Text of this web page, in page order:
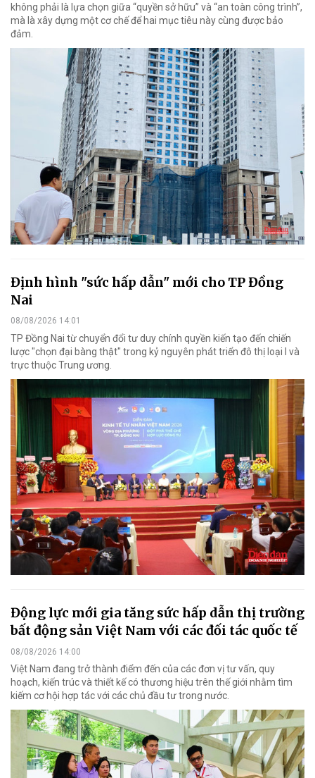
không phải là lựa chọn giữa “quyền sở hữu” và “an toàn công trình”,
mà là xây dựng một cơ chế để hai mục tiêu này cùng được bảo
đảm.
Định hình "sức hấp dẫn" mới cho TP Đồng
Nai
08/08/2026 14:01
TP Đồng Nai từ chuyển đổi tư duy chính quyền kiến tạo đến chiến
lược "chọn đại bàng thật" trong kỷ nguyên phát triển đô thị loại I và
trực thuộc Trung ương.
Động lực mới gia tăng sức hấp dẫn thị trường
bất động sản Việt Nam với các đối tác quốc tế
08/08/2026 14:00
Việt Nam đang trở thành điểm đến của các đơn vị tư vấn, quy
hoạch, kiến trúc và thiết kế có thương hiệu trên thế giới nhằm tìm
kiếm cơ hội hợp tác với các chủ đầu tư trong nước.